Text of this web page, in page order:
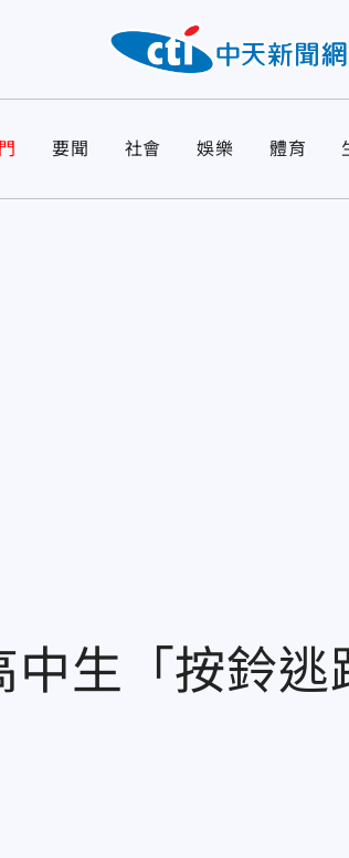
要聞 社會 娛樂 體育
生「按鈴逃